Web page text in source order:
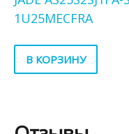
1U25MECFRA
В КОРЗИНУ